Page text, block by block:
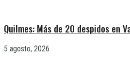
Quilmes: Más de 20 despidos en
5 agosto, 2026